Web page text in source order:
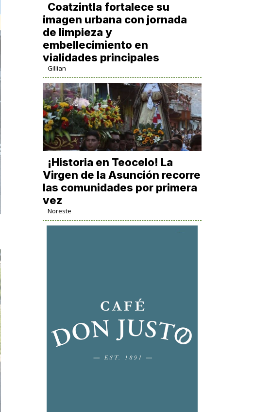
Coatzintla fortalece su
imagen urbana con jornada
de limpieza y
embellecimiento en
vialidades principales
Gillian
​¡Historia en Teocelo! La
Virgen de la Asunción recorre
las comunidades por primera
vez
Noreste